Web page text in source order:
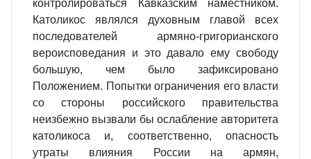
контролироваться Кавказским наместником.
Католикос являлся духовным главой всех
последователей армяно-григорианского
вероисповедания и это давало ему свободу
большую, чем было зафиксировано
Положением. Попытки ограничения его власти
со стороны российского правительства
неизбежно вызвали бы ослабление авторитета
католикоса и, соответственно, опасность
утраты влияния России на армян,